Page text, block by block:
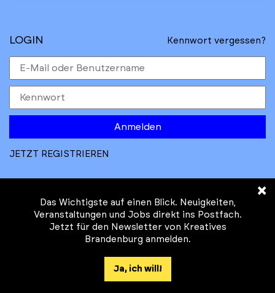
LOGIN Kennwort vergessen?
Anmelden
JETZT REGISTRIEREN
© Kreatives Brandenburg im Auftrag des
Klimaschutz des Landes Brandenburg
×
Das Wichtigste auf einen Blick. Neuigkeiten,
Veranstaltungen und Jobs direkt ins Postfach.
Jetzt für den Newsletter von Kreatives
Brandenburg anmelden.
Ja, ich will!